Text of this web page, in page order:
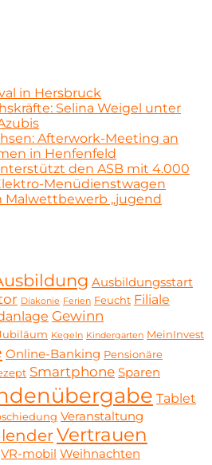
in Hersbruck
Selina Weigel unter
Afterwork-Meeting an
in Henfenfeld
den ASB mit 4.000
Menüdienstwagen
Malwettbewerb „jugend
Ausbildungsstart
Diakonie Ferien Feucht Filiale
Gewinn
Kegeln Kindergarten MeinInvest
Online-Banking Pensionäre
Smartphone Sparen
Tablet
Veranstaltung
Vertrauen
VR-mobil Weihnachten